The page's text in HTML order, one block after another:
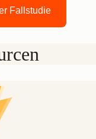
Fallstudie